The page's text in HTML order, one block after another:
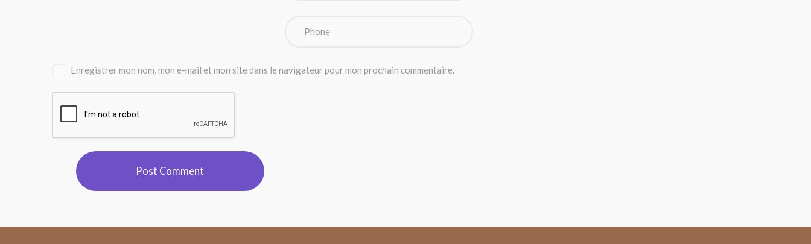
Enregistrer mon nom, mon e-mail et mon site dans le navigateur pour mon prochain commentaire.